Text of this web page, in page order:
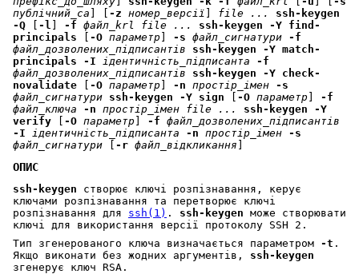
публічний_ca
-z номер_версії file ...
ssh-keygen
-Q
-l -f файл_krl file ... ssh-keygen -Y find-
principals
-O параметр -s файл_сигнатури -f
файл_дозволених_підписантів
ssh-keygen -Y match-
principals
-I ідентичність_підписанта
-f
файл_дозволених_підписантів
ssh-keygen -Y check-
novalidate
-O параметр -n простір_імен -s
файл_сигнатури ssh-keygen -Y sign -O параметр
-f
файл_ключа
-n простір_імен file ... ssh-keygen
-Y
verify
-O параметр -f файл_дозволених_підписантів
-I ідентичність_підписанта -n простір_імен -s
файл_сигнатури
-r файл_відкликання
ОПИС
ssh-keygen створює ключі розпізнавання, керує
ключами розпізнавання та перетворює ключі
розпізнавання для ssh(1) . ssh-keygen може створювати
ключі для використання версії протоколу SSH 2.
Тип згенерованого ключа визначається параметром -t .
Якщо виконати без жодних аргументів, ssh-keygen
згенерує ключ RSA.